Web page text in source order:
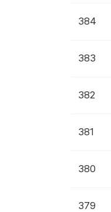
384
383
382
381
380
379